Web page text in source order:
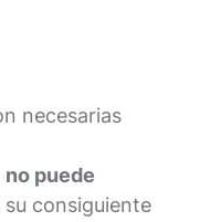
necesarias
no puede
su consiguiente